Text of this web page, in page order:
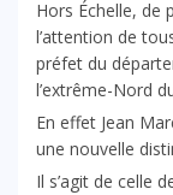
Hors Échelle, de
l’attention de
préfet du
l’extrême-Nord
En effet Jean
une
Il s’agit de celle